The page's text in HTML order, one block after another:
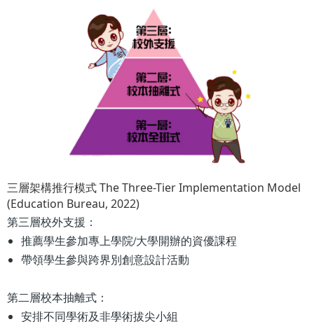
三層架構推行模式 The Three-Tier Implementation Model
(Education Bureau, 2022)
第三層校外支援：
推薦學生參加專上學院/大學開辦的資優課程
帶領學生參與跨界別創意設計活動
第二層校本抽離式：
安排不同學術及非學術拔尖小組